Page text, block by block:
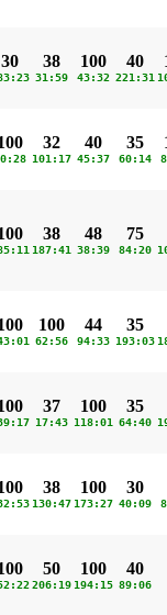
30 38
31:59
100
43:32
40
221:31
32
101:17
40
45:37
35
60:14
38
187:41
48
38:39
75
84:20
100
62:56
44
94:33
35
193:03
37
17:43
100
118:01
35
64:40
38
130:47
100
173:27
30
40:09
50
206:19
100
194:15
40
89:06